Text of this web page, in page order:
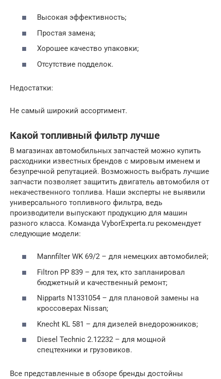
Высокая эффективность;
Простая замена;
Хорошее качество упаковки;
Отсутствие подделок.
Недостатки:
Не самый широкий ассортимент.
Какой топливный фильтр лучше
В магазинах автомобильных запчастей можно купить
расходники известных брендов с мировым именем и
безупречной репутацией. Возможность выбрать лучшие
запчасти позволяет защитить двигатель автомобиля от
некачественного топлива. Наши эксперты не выявили
универсального топливного фильтра, ведь
производители выпускают продукцию для машин
разного класса. Команда VyborExperta.ru рекомендует
следующие модели:
Mannfilter WK 69/2 – для немецких автомобилей;
Filtron PP 839 – для тех, кто запланировал
бюджетный и качественный ремонт;
Nipparts N1331054 – для плановой замены на
кроссоверах Nissan;
Knecht KL 581 – для дизелей внедорожников;
Diesel Technic 2.12232 – для мощной
спецтехники и грузовиков.
Все представленные в обзоре бренды достойны